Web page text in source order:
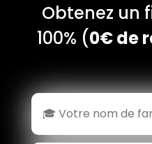
Obtenez un
100% (0€ de